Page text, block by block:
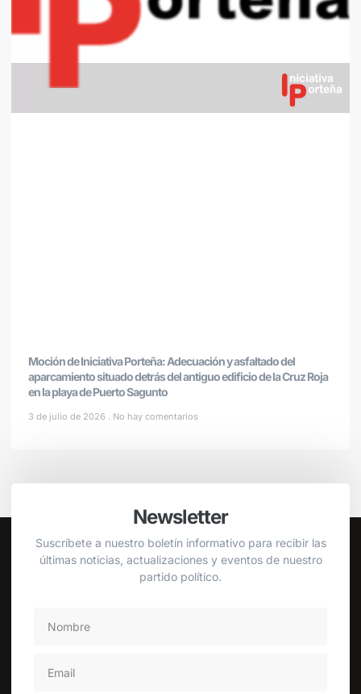
Moción de Iniciativa Porteña: Adecuación y asfaltado del
aparcamiento situado detrás del antiguo edificio de la Cruz Roja
en la playa de Puerto Sagunto
3 de julio de 2026 No hay comentarios
Newsletter
Suscríbete a nuestro boletín informativo para recibir las
últimas noticias, actualizaciones y eventos de nuestro
partido político.